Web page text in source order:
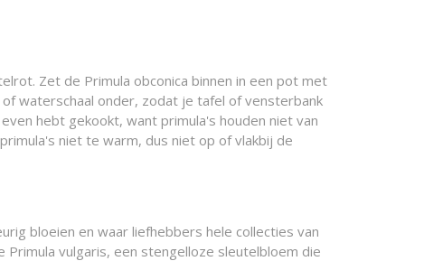
Zet de Primula obconica binnen in een pot met
waterschaal onder, zodat je tafel of vensterbank
hebt gekookt, want primula's houden niet van
niet te warm, dus niet op of vlakbij de
bloeien en waar liefhebbers hele collecties van
vulgaris, een stengelloze sleutelbloem die